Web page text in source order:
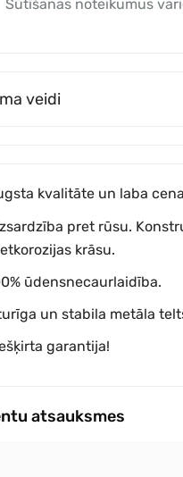
Sūtīšanas noteikumus
veidi
kvalitāte un laba
pret rūsu.
krāsu.
ūdensnecaurlaidība.
un stabila metāla
garantija!
atsauksmes